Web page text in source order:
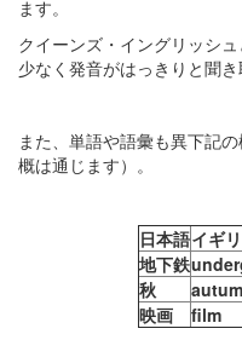
ます。
クイーンズ・イングリッシ
少なく発音がはっきりと聞き
また、単語や語彙も異下記
概は通じます）。
日本語イギ
地下鉄
秋
映画
film